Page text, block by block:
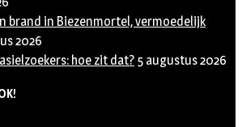
brand in Biezenmortel, vermoedelijk
2026
hoe zit dat? 5 augustus 2026